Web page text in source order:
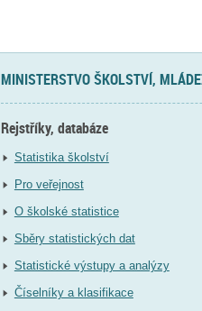
MINISTERSTVO ŠKOLSTVÍ,
Rejstříky, databáze
Statistika školství
Pro veřejnost
O školské statistice
Sběry statistických dat
Statistické výstupy a analýzy
Číselníky a klasifikace